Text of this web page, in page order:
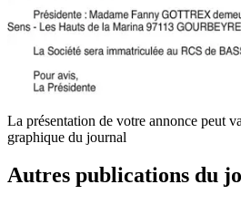
La présentation de votre annonce peut
graphique du journal
Autres publications du